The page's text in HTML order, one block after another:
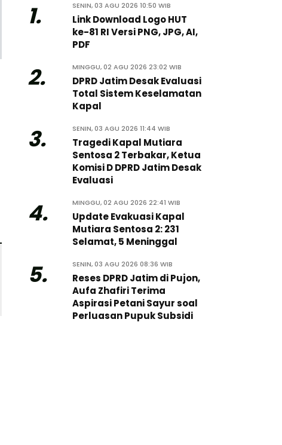
1. SENIN, 03 AGU 2026 10:50 WIB
Link Download Logo HUT
ke-81 RI Versi PNG, JPG, AI,
PDF
2. MINGGU, 02 AGU 2026 23:02 WIB
DPRD Jatim Desak Evaluasi
Total Sistem Keselamatan
Kapal
3. SENIN, 03 AGU 2026 11:44 WIB
Tragedi Kapal Mutiara
Sentosa 2 Terbakar, Ketua
Komisi D DPRD Jatim Desak
Evaluasi
4. MINGGU, 02 AGU 2026 22:41 WIB
Update Evakuasi Kapal
Mutiara Sentosa 2: 231
Selamat, 5 Meninggal
5. SENIN, 03 AGU 2026 08:36 WIB
Reses DPRD Jatim di Pujon,
Aufa Zhafiri Terima
Aspirasi Petani Sayur soal
Perluasan Pupuk Subsidi